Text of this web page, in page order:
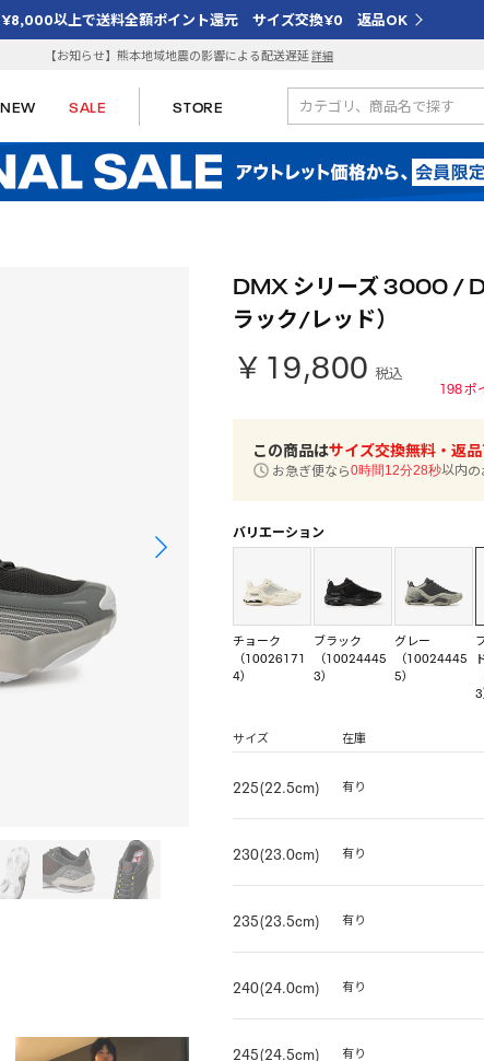
¥8,000以上で送料全額ポイント還元 サイズ交換¥0 返品OK
【お知らせ】熊本地域地震の影響による配送遅延詳細
NEW SALE STORE
DMX シリーズ 3000 /
ラック/レッド）
￥19,800 税込
198ポ
この商品はサイズ交換無料・返
お急ぎ便なら0時間12分27秒以内
バリエーション
チョーク
（10026171
4）
ブラック
（10024445
3）
グレー
（10024445
5）
3
サイズ 在庫
225(22.5cm) 有り
230(23.0cm) 有り
235(23.5cm) 有り
240(24.0cm) 有り
245(24.5cm) 有り